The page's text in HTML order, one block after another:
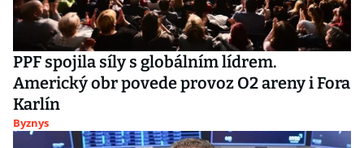
PPF spojila síly s globálním lídrem.
Americký obr povede provoz O2 areny i Fora
Karlín
Byznys